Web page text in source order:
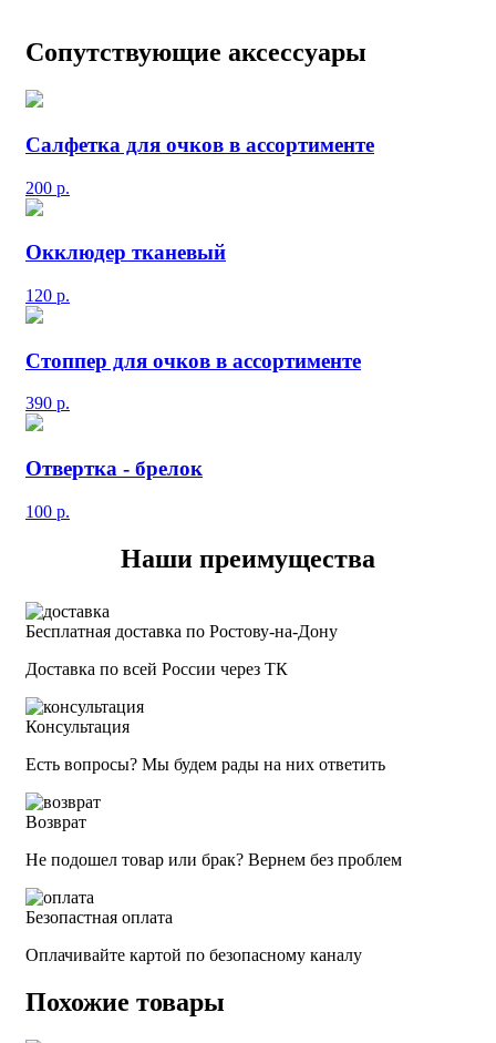
Сопутствующие аксессуары
Салфетка для очков в ассортименте
200 р.
Окклюдер тканевый
120 р.
Стоппер для очков в ассортименте
390 р.
Отвертка - брелок
100 р.
Наши преимущества
Бесплатная доставка по Ростову-на-Дону
Доставка по всей России через ТК
Консультация
Есть вопросы? Мы будем рады на них ответить
Возврат
Не подошел товар или брак? Вернем без проблем
Безопастная оплата
Оплачивайте картой по безопасному каналу
Похожие товары